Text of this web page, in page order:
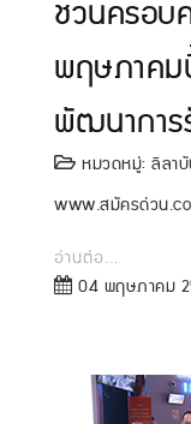
ชวนครอบ
พฤษภาคม
พัฒนาการ
หมวดหมู่: ลีลา
www.สมัครด่วน
อ่านต่อ...
04 พฤษภาคม